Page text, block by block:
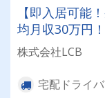
【即入居可能
均月収30万円
株式会社LCB
宅配ドライ